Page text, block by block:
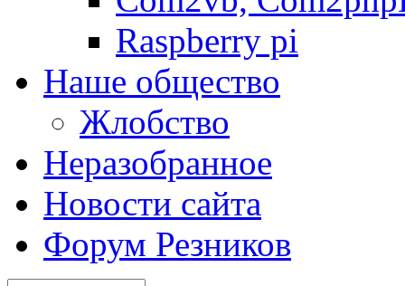
Raspberry pi
Наше общество
Жлобство
Неразобранное
Новости сайта
Форум Резников